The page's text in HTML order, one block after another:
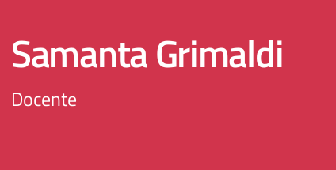
Samanta Grimaldi
Docente